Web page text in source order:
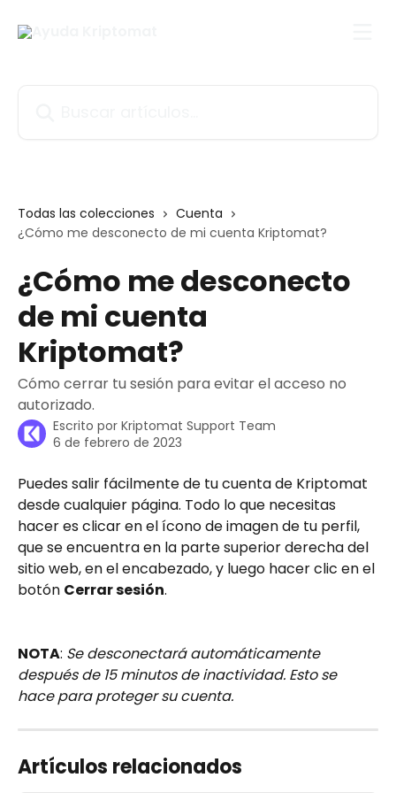
Todas las colecciones
Cuenta
¿Cómo me desconecto de mi cuenta Kriptomat?
¿Cómo me desconecto
de mi cuenta
Kriptomat?
Cómo cerrar tu sesión para evitar el acceso no
autorizado.
Escrito por Kriptomat Support Team
6 de febrero de 2023
Puedes salir fácilmente de tu cuenta de Kriptomat
desde cualquier página. Todo lo que necesitas
hacer es clicar en el ícono de imagen de tu perfil,
que se encuentra en la parte superior derecha del
sitio web, en el encabezado, y luego hacer clic en el
botón Cerrar sesión.
NOTA: Se desconectará automáticamente
después de 15 minutos de inactividad. Esto se
hace para proteger su cuenta.
Artículos relacionados